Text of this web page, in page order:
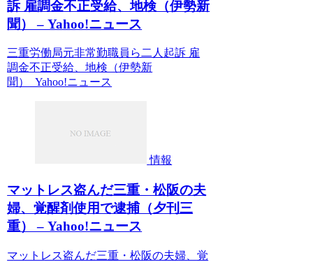
訴 雇調金不正受給、地検（伊勢新
聞） – Yahoo!ニュース
三重労働局元非常勤職員ら二人起訴 雇
調金不正受給、地検（伊勢新
聞） Yahoo!ニュース
情報
マットレス盗んだ三重・松阪の夫
婦、覚醒剤使用で逮捕（夕刊三
重） – Yahoo!ニュース
マットレス盗んだ三重・松阪の夫婦、覚